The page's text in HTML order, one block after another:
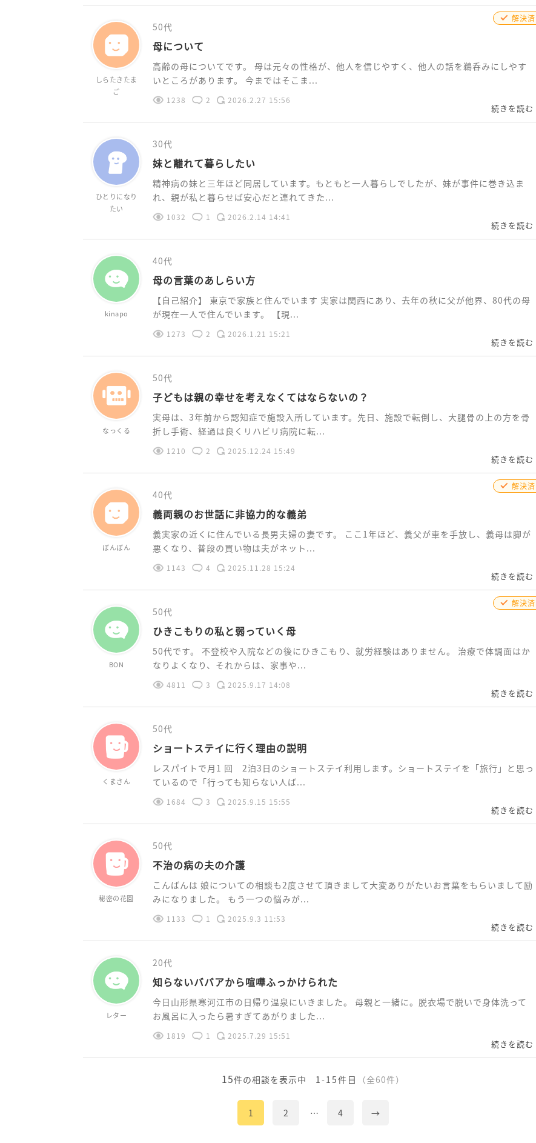
しらたきたま
ご
解決済
50代
母について
高齢の母についてです。 母は元々の性格が、他人を信じやすく、他人の話を鵜呑みにしやす
いところがあります。 今まではそこま...
1238 2 2026.2.27 15:56
続きを読む
ひとりになり
たい
30代
妹と離れて暮らしたい
精神病の妹と三年ほど同居しています。もともと一人暮らしでしたが、妹が事件に巻き込ま
れ、親が私と暮らせば安心だと連れてきた...
1032 1 2026.2.14 14:41
続きを読む
kinapo
40代
母の言葉のあしらい方
【自己紹介】 東京で家族と住んでいます 実家は関西にあり、去年の秋に父が他界、80代の母
が現在一人で住んでいます。 【現...
1273 2 2026.1.21 15:21
続きを読む
なっくる
50代
子どもは親の幸せを考えなくてはならないの？
実母は、3年前から認知症で施設入所しています。先日、施設で転倒し、大腿骨の上の方を骨
折し手術、経過は良くリハビリ病院に転...
1210 2 2025.12.24 15:49
続きを読む
ぼんぼん
解決済
40代
義両親のお世話に非協力的な義弟
義実家の近くに住んでいる長男夫婦の妻です。 ここ1年ほど、義父が車を手放し、義母は脚が
悪くなり、普段の買い物は夫がネット...
1143 4 2025.11.28 15:24
続きを読む
BON
解決済
50代
ひきこもりの私と弱っていく母
50代です。 不登校や入院などの後にひきこもり、就労経験はありません。 治療で体調面はか
なりよくなり、それからは、家事や...
4811 3 2025.9.17 14:08
続きを読む
くまさん
50代
ショートステイに行く理由の説明
レスパイトで月1 回 2泊3日のショートステイ利用します。ショートステイを「旅行」と思っ
ているので「行っても知らない人ば...
1684 3 2025.9.15 15:55
続きを読む
秘密の花園
50代
不治の病の夫の介護
こんばんは 娘についての相談も2度させて頂きまして大変ありがたいお言葉をもらいまして励
みになりました。 もう一つの悩みが...
1133 1 2025.9.3 11:53
続きを読む
レター
20代
知らないババアから喧嘩ふっかけられた
今日山形県寒河江市の日帰り温泉にいきました。 母親と一緒に。脱衣場で脱いで身体洗って
お風呂に入ったら暑すぎてあがりました...
1819 1 2025.7.29 15:51
続きを読む
15件の相談を表示中 1-15件目 （全60件）
1 2 … 4 →